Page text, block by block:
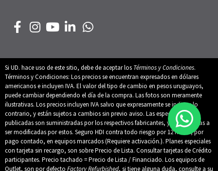
Si UD. hace uso de este sitio, debe de aceptar los Términos y Condiciones.
Términos y Condiciones: Los precios se encuentran expresados en dólares
americanos e incluyen IVA. El valor del tipo de cambio en pesos uruguayos,
puede cambiar dependiendo el día de la compra. Las fotos son meramente
ilustrativas. Los precios incluyen IVA salvo que expresamente se indique lo
contrario, y están sujetos a cambios sin previo aviso. Las especificaciones
publicadas son suministradas por los respectivos fabricantes, y están sujetas a
ser modificadas por estos. Seguro HDI contra todo riesgo por 12 meses, por
pago contado, en equipos marcados (Requiere activación.). Planes especiales
con tarjeta sin recargo, son sobre Precio de Lista. Consultar tarjetas de Crédito
participantes. Precio tachado = Precio de Lista / Financiado. Los equipos de
Outlet, son por defecto Factory Refurbished, si tiene alguna duda, consulte a su